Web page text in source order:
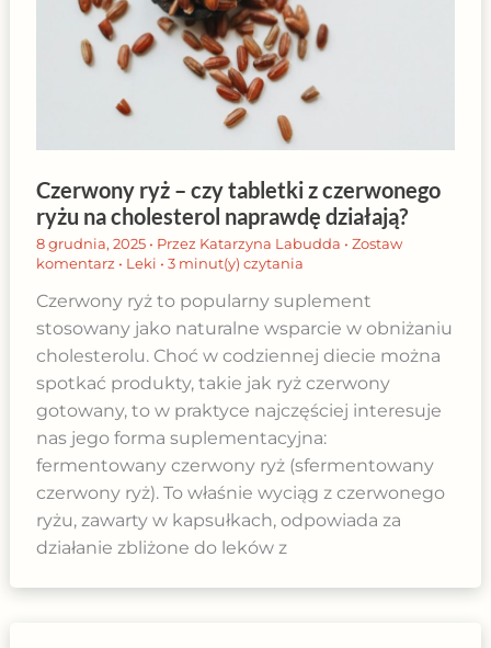
Czerwony ryż – czy tabletki z czerwonego
ryżu na cholesterol naprawdę działają?
8 grudnia, 2025 • Przez Katarzyna Labudda • Zostaw
komentarz • Leki • 3 minut(y) czytania
Czerwony ryż to popularny suplement
stosowany jako naturalne wsparcie w obniżaniu
cholesterolu. Choć w codziennej diecie można
spotkać produkty, takie jak ryż czerwony
gotowany, to w praktyce najczęściej interesuje
nas jego forma suplementacyjna:
fermentowany czerwony ryż (sfermentowany
czerwony ryż). To właśnie wyciąg z czerwonego
ryżu, zawarty w kapsułkach, odpowiada za
działanie zbliżone do leków z